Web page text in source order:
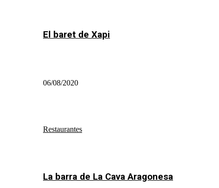
El baret de Xapi
06/08/2020
Restaurantes
La barra de La Cava Aragonesa